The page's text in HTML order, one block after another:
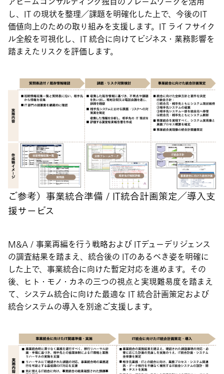
し、IT の現状を整理／課題を明確化した上で、今後のIT
価値向上のための取り組みを支援します。IT ライフサイク
ル全般を可視化し、IT 統合に向けてビジネス・業務影響を
踏まえたリスクを評価します。
ご参考）事業統合準備 / IT統合計画策定／導入支
援サービス
M&A / 事業再編を行う戦略および ITデューデリジェンス
の調査結果を踏まえ、統合後の ITのあるべき姿を明確に
した上で、事業統合に向けた暫定対応を進めます。その
後、ヒト・モノ・カネの三つの視点と実現難易度を踏まえ
て、システム統合に向けた最適な IT 統合計画策定および
統合システムの導入を別途ご支援します。